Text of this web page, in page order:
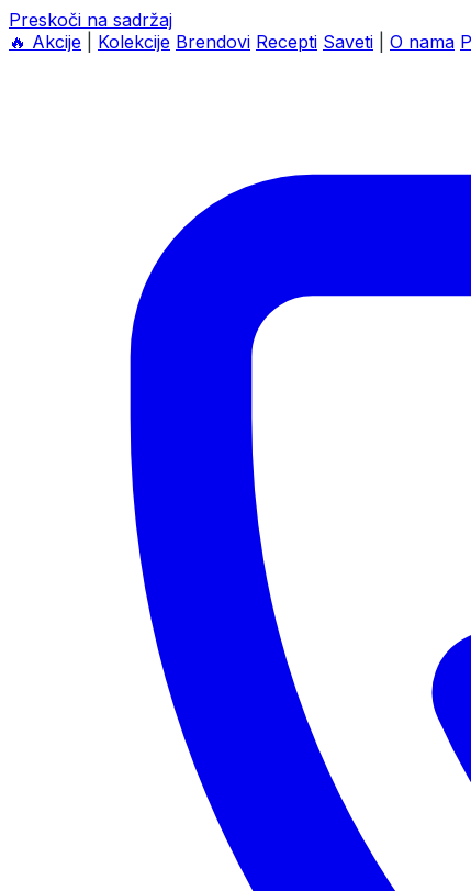
Preskoči na sadržaj
🔥 Akcije Kolekcije Brendovi Recepti Saveti O nama